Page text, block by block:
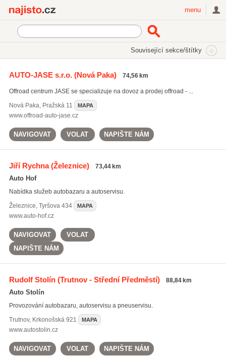
menu
Související sekce/štítky
výfukové systémy(588)
výměna pneumatik(2761)
AUTO-JASE s.r.o.(Nová Paka) 74,56 km
Offroad centrum JASE se specializuje na dovoz a prodej offroad - ...
Nová Paka, Pražská 11 MAPA
www.offroad-auto-jase.cz
NAVIGOVAT VOLAT NAPIŠTE NÁM
Jiří Rychna(Železnice) 73,44 km
Auto Hof
Nabídka služeb autobazaru a autoservisu.
Železnice, Tyršova 434 MAPA
www.auto-hof.cz
NAVIGOVAT
VOLAT
NAPIŠTE NÁM
Rudolf Stolín(Trutnov - Střední Předměstí) 88,84 km
Auto Stolín
Provozování autobazaru, autoservisu a pneuservisu.
Trutnov, Krkonošská 921 MAPA
www.autostolin.cz
NAVIGOVAT VOLAT NAPIŠTE NÁM